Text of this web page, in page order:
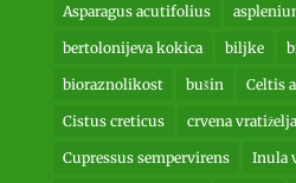
Asparagus acutifolius
bertolonijeva kokica biljke
bioraznolikost bušin Celtis
Cistus creticus crvena vratiželja
Cupressus sempervirens Inula